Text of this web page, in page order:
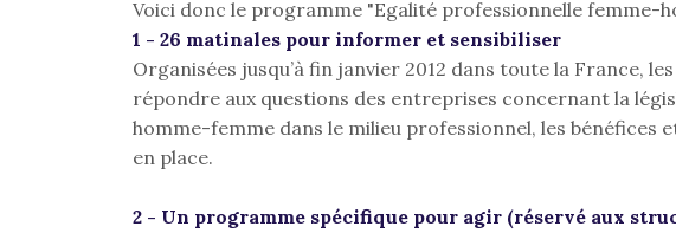
Voici donc le programme "Egalité professionnelle femme-
1 - 26 matinales pour informer et sensibiliser
Organisées jusqu’à fin janvier 2012 dans toute la France,
répondre aux questions des entreprises concernant la
homme-femme dans le milieu professionnel, les bénéfices
en place.
2 - Un programme spécifique pour agir (réservé aux